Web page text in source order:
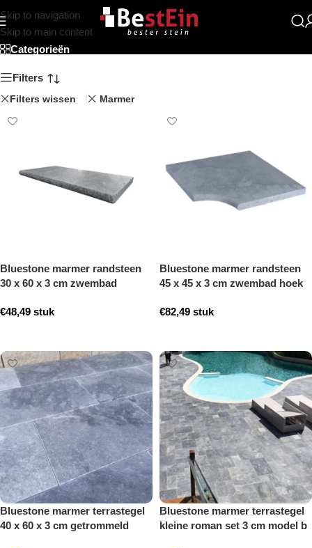
Skip to navigation
Skip to main content
Marmer
Categorieën
Filters
Filters wissen Marmer
Bluestone marmer randsteen
30 x 60 x 3 cm zwembad
€48,49 stuk
Bluestone marmer randsteen
45 x 45 x 3 cm zwembad hoek
€82,49 stuk
Bluestone marmer terrastegel
40 x 60 x 3 cm getrommeld
Bluestone marmer terrastegel
kleine roman set 3 cm model b